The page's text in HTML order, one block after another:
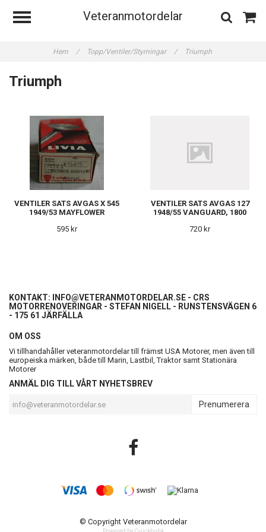
Veteranmotordelar
Hem / Topp/Ventiler/Styrningar / Triumph
Triumph
VENTILER SATS AVGAS X 545
1949/53 MAYFLOWER
595 kr
VENTILER SATS AVGAS 127
1948/55 VANGUARD, 1800
720 kr
KONTAKT: INFO@VETERANMOTORDELAR.SE - CRS
MOTORRENOVERINGAR - STEFAN NIGELL - RUNSTENSVÄGEN 6
- 175 61 JÄRFÄLLA
OM OSS
Vi tillhandahåller veteranmotordelar till främst USA Motorer, men även till
europeiska märken, både till Marin, Lastbil, Traktor samt Stationära
Motorer
ANMÄL DIG TILL VÅRT NYHETSBREV
Prenumerera
© Copyright Veteranmotordelar